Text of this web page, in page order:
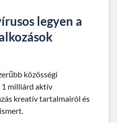
legyen a
közösségi
milliárd aktív
kreatív tartalmairól és